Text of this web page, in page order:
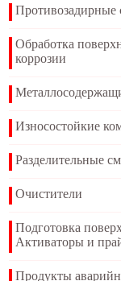
Противозадирные
Обработка
коррозии
Износостойкие
Разделительные
Очистители
Подготовка
Активаторы и
Продукты